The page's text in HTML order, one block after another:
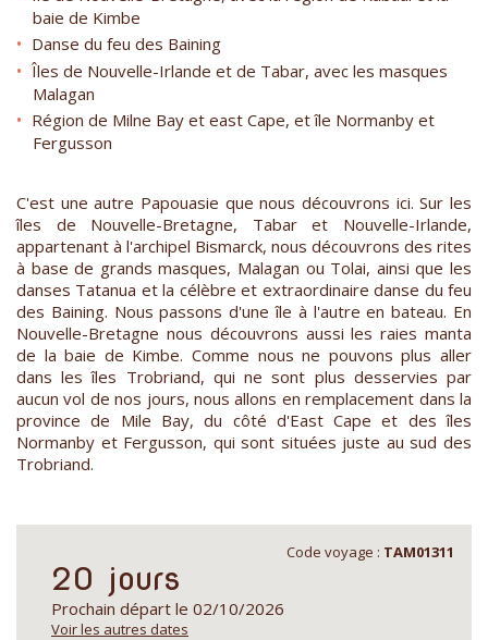
baie de Kimbe
Danse du feu des Baining
Îles de Nouvelle-Irlande et de Tabar, avec les masques
Malagan
Région de Milne Bay et east Cape, et île Normanby et
Fergusson
C'est une autre Papouasie que nous découvrons ici. Sur les
îles de Nouvelle-Bretagne, Tabar et Nouvelle-Irlande,
appartenant à l'archipel Bismarck, nous découvrons des rites
à base de grands masques, Malagan ou Tolai, ainsi que les
danses Tatanua et la célèbre et extraordinaire danse du feu
des Baining. Nous passons d'une île à l'autre en bateau. En
Nouvelle-Bretagne nous découvrons aussi les raies manta
de la baie de Kimbe. Comme nous ne pouvons plus aller
dans les îles Trobriand, qui ne sont plus desservies par
aucun vol de nos jours, nous allons en remplacement dans la
province de Mile Bay, du côté d'East Cape et des îles
Normanby et Fergusson, qui sont situées juste au sud des
Trobriand.
Code voyage : TAM01311
20 jours
Prochain départ le 02/10/2026
Voir les autres dates